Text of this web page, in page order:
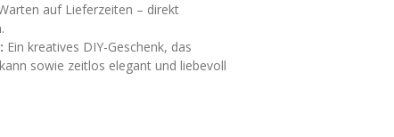
auf Lieferzeiten – direkt
Ein kreatives DIY-Geschenk, das
sowie zeitlos elegant und liebevoll